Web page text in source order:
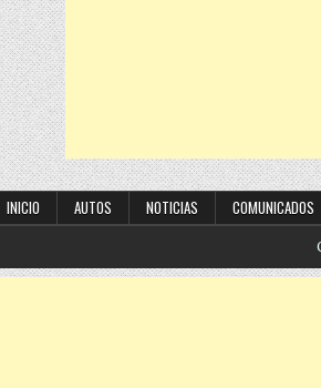
INICIO AUTOS NOTICIAS COMUNICADOS